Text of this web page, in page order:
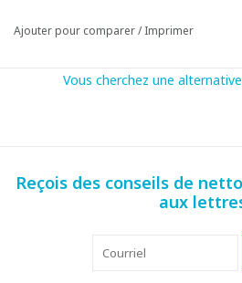
- Résistent aux produits désinfectants
Ajouter pour comparer/Imprimer
Vous cherchez une
Reçois des conseils de
aux